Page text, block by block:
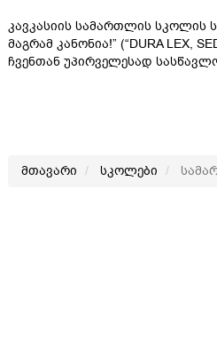
კავკასიის სამართლის სკოლის
მაგრამ კანონია!” (“DURA LEX,
ჩვენთან უპირველესად
მთავარი სკოლები